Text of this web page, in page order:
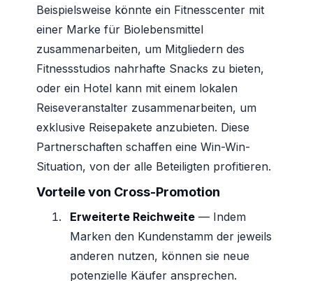
Beispielsweise könnte ein Fitnesscenter mit
einer Marke für Biolebensmittel
zusammenarbeiten, um Mitgliedern des
Fitnessstudios nahrhafte Snacks zu bieten,
oder ein Hotel kann mit einem lokalen
Reiseveranstalter zusammenarbeiten, um
exklusive Reisepakete anzubieten. Diese
Partnerschaften schaffen eine Win-Win-
Situation, von der alle Beteiligten profitieren.
Vorteile von Cross-Promotion
Erweiterte Reichweite — Indem
Marken den Kundenstamm der jeweils
anderen nutzen, können sie neue
potenzielle Käufer ansprechen.